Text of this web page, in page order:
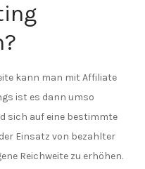
kann man mit Affiliate
ist es dann umso
sich auf eine bestimmte
Einsatz von bezahlter
Reichweite zu erhöhen.